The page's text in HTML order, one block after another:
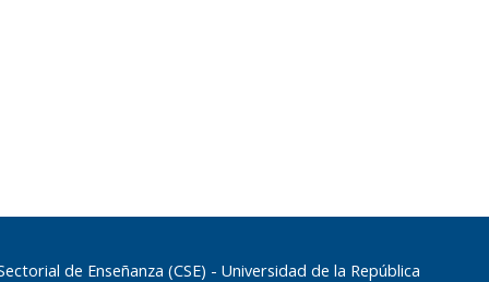
de Enseñanza (CSE) - Universidad de la República